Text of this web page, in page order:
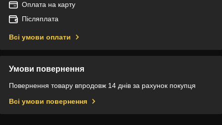
Оплата на карту
Післяплата
Всі умови оплати
Умови повернення
Повернення товару впродовж 14 днів за рахунок покупця
Всі умови повернення